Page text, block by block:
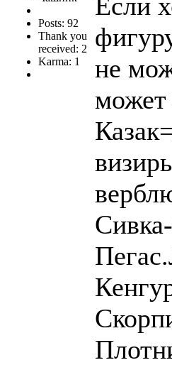
Posts: 92
Thank you
received: 2
Karma: 1
не
может